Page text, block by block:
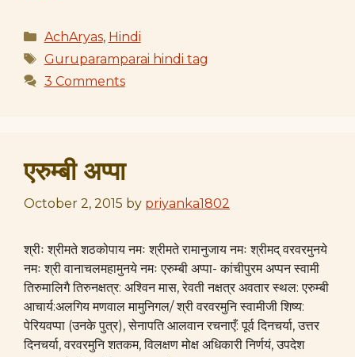
Categories
AchAryas, Hindi
Tags
Guruparamparai hindi tag
3 Comments
एरुम्बी अप्पा
October 2, 2015 by priyanka1802
श्रीः श्रीमते शठकोपाय नमः श्रीमते रामानुजाय नमः श्रीमद् वरवरमुनये
नमः श्री वानाचलमहामुनये नमः एरुम्बी अप्पा- कांचीपुरम अप्पन स्वामी
तिरुमालिगै तिरुनक्षत्र: अश्विन मास, रेवती नक्षत्र अवतार स्थल: एरुम्बी
आचार्य:अलगिय मणवाल मामुनिगल/ श्री वरवरमुनि स्वामीजी शिष्य:
पेरियवप्पा (उनके पुत्र), सेनापति आलवान रचनाएँ: पूर्व दिनचर्या, उत्तर
दिनचर्या, वरवरमुनि शतकम, विलक्षण मोक्ष अधिकारी निर्णयं, उपदेश